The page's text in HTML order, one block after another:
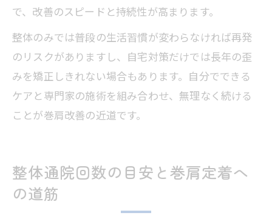
で、改善のスピードと持続性が高まります。
整体のみでは普段の生活習慣が変わらなければ再発
のリスクがありますし、自宅対策だけでは長年の歪
みを矯正しきれない場合もあります。自分でできる
ケアと専門家の施術を組み合わせ、無理なく続ける
ことが巻肩改善の近道です。
整体通院回数の目安と巻肩定着へ
の道筋